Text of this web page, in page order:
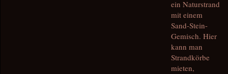
ein Naturstrand
mit einem
Sand-Stein-
Gemisch. Hier
kann man
Strandkörbe
mieten,